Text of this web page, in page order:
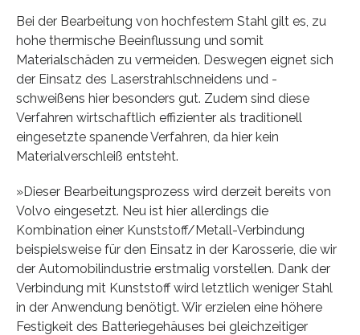
Bei der Bearbeitung von hochfestem Stahl gilt es, zu
hohe thermische Beeinflussung und somit
Materialschäden zu vermeiden. Deswegen eignet sich
der Einsatz des Laserstrahlschneidens und -
schweißens hier besonders gut. Zudem sind diese
Verfahren wirtschaftlich effizienter als traditionell
eingesetzte spanende Verfahren, da hier kein
Materialverschleiß entsteht.
»Dieser Bearbeitungsprozess wird derzeit bereits von
Volvo eingesetzt. Neu ist hier allerdings die
Kombination einer Kunststoff/Metall-Verbindung
beispielsweise für den Einsatz in der Karosserie, die wir
der Automobilindustrie erstmalig vorstellen. Dank der
Verbindung mit Kunststoff wird letztlich weniger Stahl
in der Anwendung benötigt. Wir erzielen eine höhere
Festigkeit des Batteriegehäuses bei gleichzeitiger